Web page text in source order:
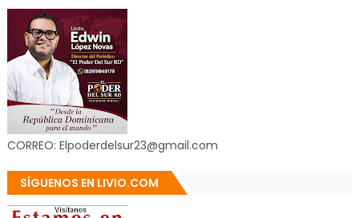
CORREO: Elpoderdelsur23@gmail.com
SÍGUENOS EN LIVIO.COM